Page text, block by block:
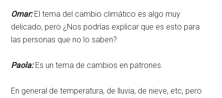
Omar: El tema del cambio climático es algo muy
delicado, pero ¿Nos podrías explicar que es esto para
las personas que no lo saben?
Paola:Es un tema de cambios en patrones.
En general de temperatura, de lluvia, de nieve, etc, pero